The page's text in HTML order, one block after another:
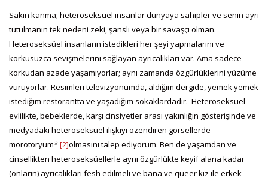
Sakın kanma; heteroseksüel insanlar dünyaya sahipler ve senin ayrı
tutulmanın tek nedeni zeki, şanslı veya bir savaşçı olman.
Heteroseksüel insanların istedikleri her şeyi yapmalarını ve
korkusuzca sevişmelerini sağlayan ayrıcalıkları var. Ama sadece
korkudan azade yaşamıyorlar; aynı zamanda özgürlüklerini yüzüme
vuruyorlar. Resimleri televizyonumda, aldığım dergide, yemek yemek
istediğim restorantta ve yaşadığım sokaklardadır. Heteroseksüel
evlilikte, bebeklerde, karşı cinsiyetler arası yakınlığın gösterişinde ve
medyadaki heteroseksüel ilişkiyi özendiren görsellerde
morotoryum*[2]olmasını talep ediyorum. Ben de yaşamdan ve
cinsellikten heteroseksüellerle aynı özgürlükte keyif alana kadar
(onların) ayrıcalıkları fesh edilmeli ve bana ve queer kız ile erkek